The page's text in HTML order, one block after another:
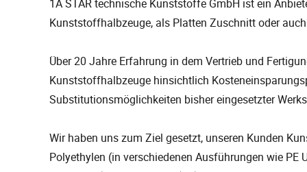
1A STAR technische Kunststoffe GmbH ist ein
Kunststoffhalbzeuge, als Platten Zuschnitt oder
Über 20 Jahre Erfahrung in dem Vertrieb und
Kunststoffhalbzeuge hinsichtlich
Substitutionsmöglichkeiten bisher eingesetzter
Wir haben uns zum Ziel gesetzt, unseren Kunden
Polyethylen (in verschiedenen Ausführungen wie PE